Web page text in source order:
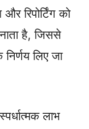
रिपोर्टिंग को
है, जिससे
निर्णय लिए जा
लाभ